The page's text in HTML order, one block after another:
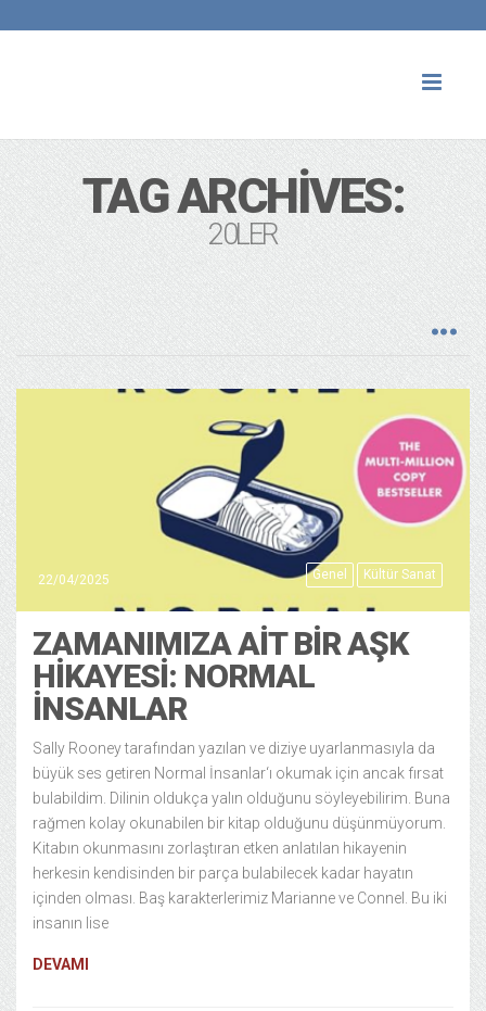
TAG ARCHIVES:
20LER
Genel Kültür Sanat
22/04/2025
ZAMANIMIZA AIT BIR AŞK
HIKAYESI: NORMAL
İNSANLAR
Sally Rooney tarafından yazılan ve diziye uyarlanmasıyla da
büyük ses getiren Normal İnsanlar‘ı okumak için ancak fırsat
bulabildim. Dilinin oldukça yalın olduğunu söyleyebilirim. Buna
rağmen kolay okunabilen bir kitap olduğunu düşünmüyorum.
Kitabın okunmasını zorlaştıran etken anlatılan hikayenin
herkesin kendisinden bir parça bulabilecek kadar hayatın
içinden olması. Baş karakterlerimiz Marianne ve Connel. Bu iki
insanın lise
DEVAMI